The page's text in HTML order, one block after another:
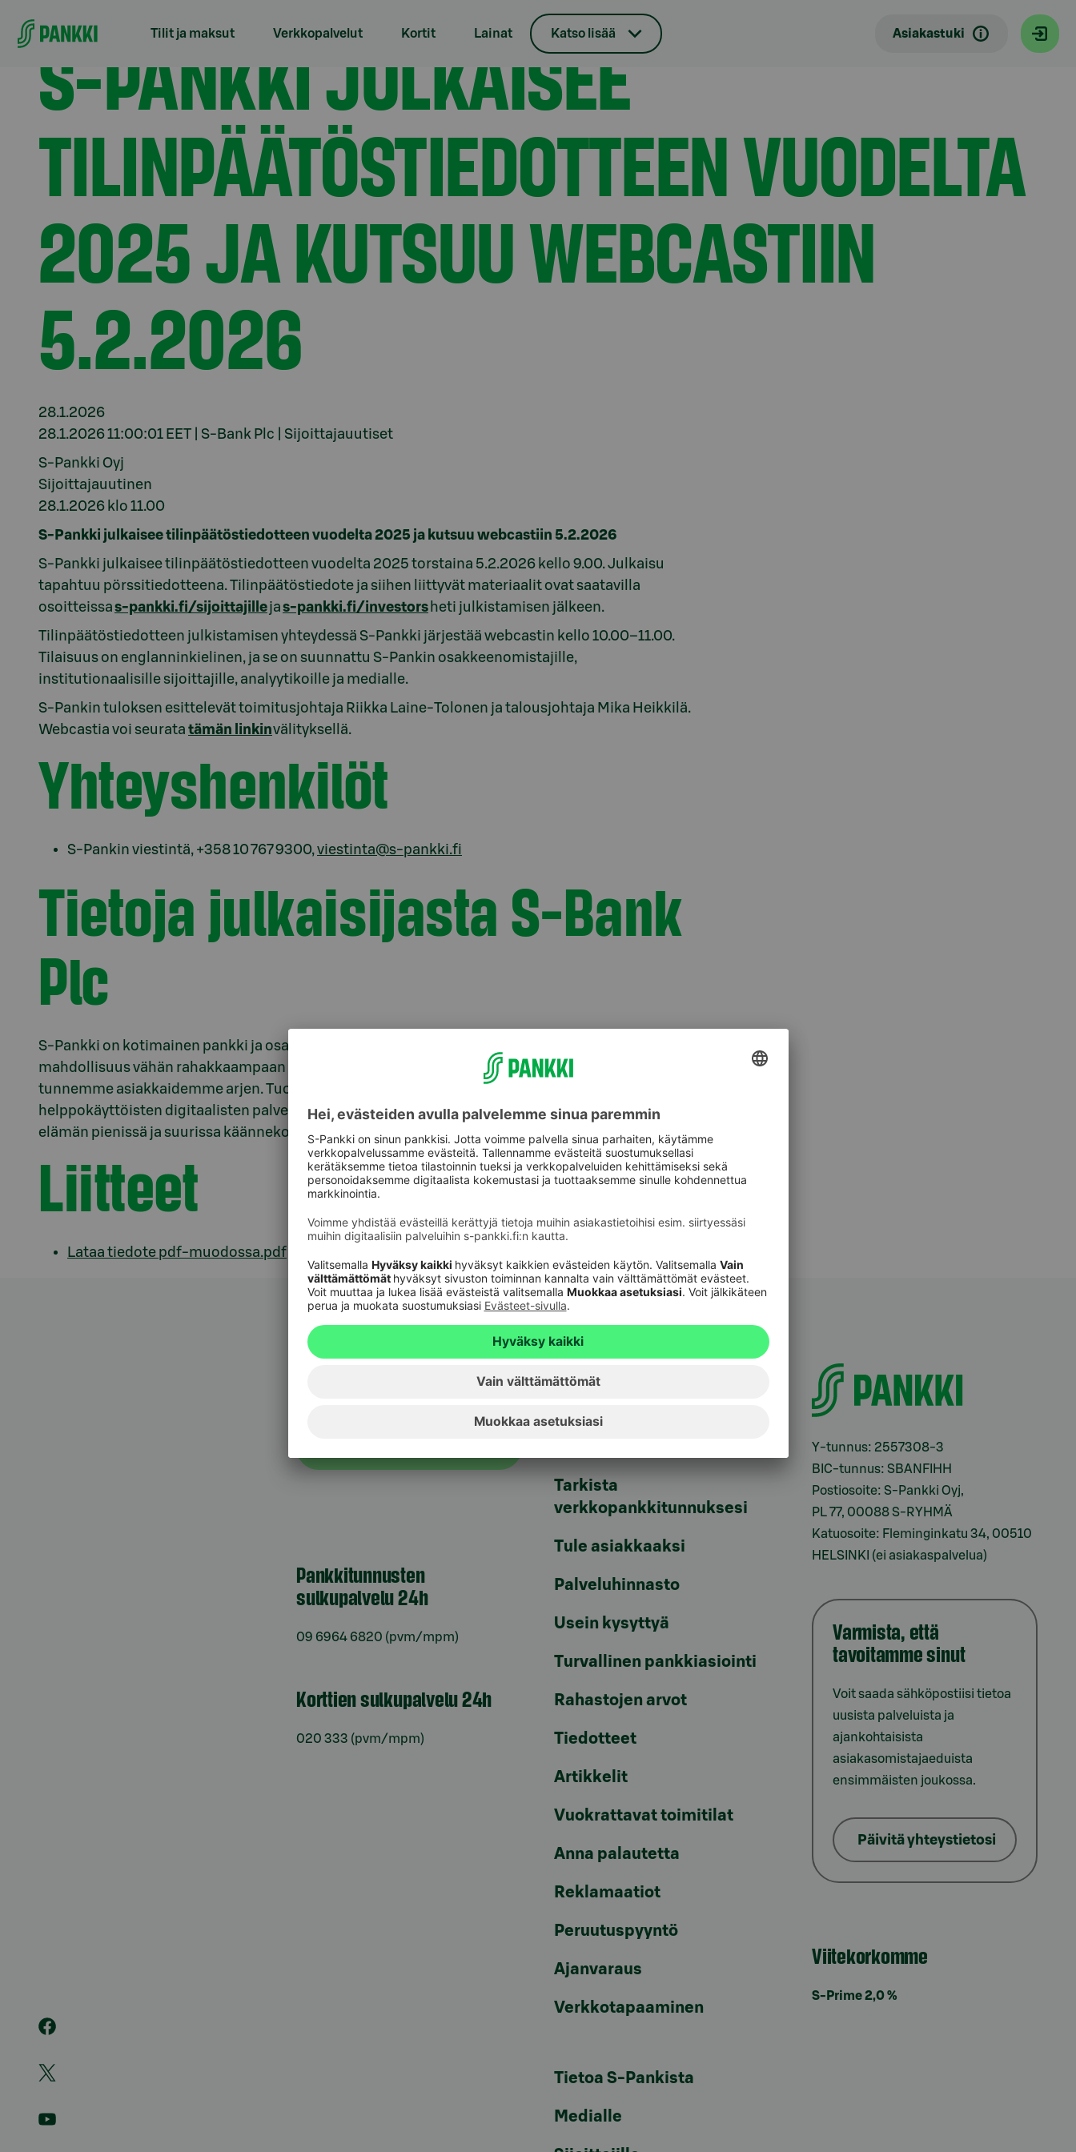
Tilit ja maksut Verkkopalvelut Kortit Lainat Katso lisää Asiakastuki
S-Pankki julkaisee tilinpäätöstiedotteen vuodelta 2025 ja kutsuu webcastiin 5.2.2026
S-PANKKI JULKAISEE
TILINPÄÄTÖSTIEDOTTEEN VUODELTA
2025 JA KUTSUU WEBCASTIIN
5.2.2026
28.1.2026
28.1.2026 11:00:01 EET | S-Bank Plc | Sijoittajauutiset
S-Pankki Oyj
Sijoittajauutinen
28.1.2026 klo 11.00
S-Pankki julkaisee tilinpäätöstiedotteen vuodelta 2025 ja kutsuu webcastiin 5.2.2026
S-Pankki julkaisee tilinpäätöstiedotteen vuodelta 2025 torstaina 5.2.2026 kello 9.00. Julkaisu
tapahtuu pörssitiedotteena. Tilinpäätöstiedote ja siihen liittyvät materiaalit ovat saatavilla
osoitteissas-pankki.fi/sijoittajillejas-pankki.fi/investors heti julkistamisen jälkeen.
Tilinpäätöstiedotteen julkistamisen yhteydessä S-Pankki järjestää webcastin kello 10.00–11.00.
Tilaisuus on englanninkielinen, ja se on suunnattu S-Pankin osakkeenomistajille,
institutionaalisille sijoittajille, analyytikoille ja medialle.
S-Pankin tuloksen esittelevät toimitusjohtaja Riikka Laine-Tolonen ja talousjohtaja Mika Heikkilä.
Webcastia voi seurata tämän linkinvälityksellä.
Yhteyshenkilöt
S-Pankin viestintä, +358 10 767 9300,viestinta@s-pankki.fi
Tietoja julkaisijasta S-Bank
Plc
S-Pankki on kotimainen pankki ja osa S-ryhmää. Olemme olemassa siksi, että jokaisella olisi
mahdollisuus vähän rahakkaampaan huomiseen. Meillä on yli kolme miljoonaa asiakasta ja
tunnemme asiakkaidemme arjen. Tuomme siihen helppoutta ja hyötyä muun muassa
helppokäyttöisten digitaalisten palveluidemme avulla. Täyden palvelun pankkina olemme tukena
elämän pienissä ja suurissa käännekohdissa. s-pankki.fi
Liitteet
Lataa tiedote pdf-muodossa.pdf
Pankkitunnusten
sulkupalvelu 24h
09 6964 6820 (pvm/mpm)
Korttien sulkupalvelu 24h
020 333 (pvm/mpm)
Oikopolut
Tarkista
verkkopankkitunnuksesi
Tule asiakkaaksi
Palveluhinnasto
Usein kysyttyä
Turvallinen pankkiasiointi
Rahastojen arvot
Tiedotteet
Artikkelit
Vuokrattavat toimitilat
Anna palautetta
Reklamaatiot
Peruutuspyyntö
Ajanvaraus
Verkkotapaaminen
Tietoa S-Pankista
Medialle
Y-tunnus: 2557308-3
BIC-tunnus: SBANFIHH
Postiosoite: S-Pankki Oyj,
PL 77, 00088 S-RYHMÄ
Katuosoite: Fleminginkatu 34, 00510
HELSINKI (ei asiakaspalvelua)
Varmista, että
tavoitamme sinut
Voit saada sähköpostiisi tietoa
uusista palveluista ja
ajankohtaisista
asiakasomistajaeduista
ensimmäisten joukossa.
Päivitä yhteystietosi
Viitekorkomme
S-Prime 2,0 %